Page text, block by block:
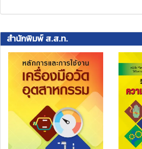
สำนักพิมพ์ ส.ส.ท.